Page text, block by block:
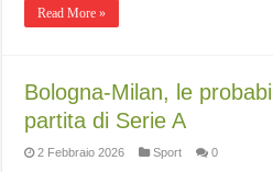
Read More »
Bologna-Milan, le
partita di Serie A
2 Febbraio 2026 Sport 0